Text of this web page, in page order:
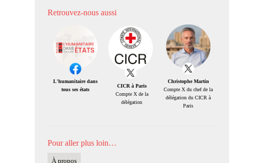
Retrouvez-nous aussi
L'humanitaire dans
tous ses états
CICR à Paris
Compte X de la
délégation
Christophe Martin
Compte X du chef de la
délégation du CICR à
Paris
Pour aller plus loin…
À propos